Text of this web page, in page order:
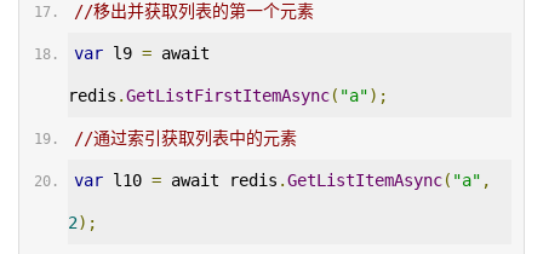
//移出并获取列表的第一个元素
var l9 = await
redis .GetListFirstItemAsync( "a");
//通过索引获取列表中的元素
var l10 = await redis .GetListItemAsync( "a" ,
2);